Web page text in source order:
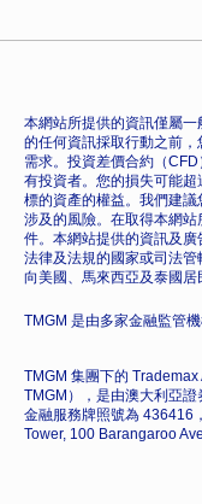
本網站所提供的資訊僅屬
的任何資訊採取行動之前
需求。投資差價合約（
有投資者。您的損失可能
標的資產的權益。我們建
涉及的風險。在取得本網
件。本網站提供的資訊及
法律及法規的國家或司法
向美國、馬來西亞及泰國居
TMGM 是由多家金融監管機
TMGM 集團下的
TMGM），是由澳大利亞證
金融服務牌照號為 436416
Tower, 100 Barangaroo